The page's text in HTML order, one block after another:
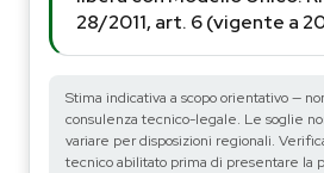
28/2011, art. 6 (vigente a
Stima indicativa a scopo orientativo —
consulenza tecnico-legale. Le soglie
variare per disposizioni regionali.
tecnico abilitato prima di presentare la